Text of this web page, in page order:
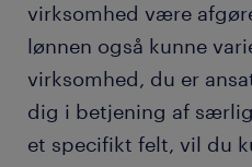
virksomhed være
lønnen også kunne
virksomhed, du er
dig i betjening af
et specifikt felt, vil du